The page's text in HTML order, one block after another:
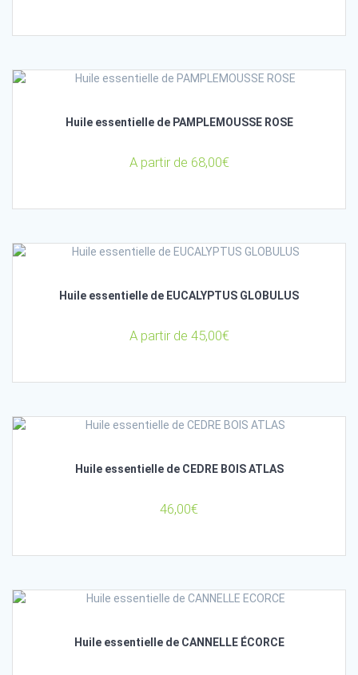
Huile essentielle de PAMPLEMOUSSE ROSE
A partir de 68,00€
Huile essentielle de EUCALYPTUS GLOBULUS
A partir de 45,00€
Huile essentielle de CEDRE BOIS ATLAS
46,00€
Huile essentielle de CANNELLE ÉCORCE